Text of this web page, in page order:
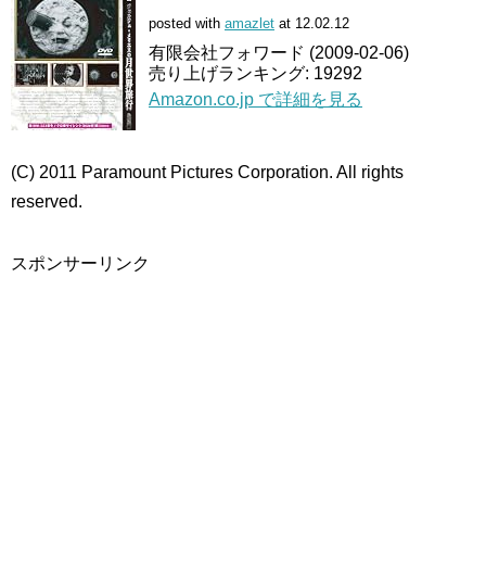
posted with amazlet at 12.02.12
有限会社フォワード (2009-02-06)
売り上げランキング: 19292
Amazon.co.jp で詳細を見る
(C) 2011 Paramount Pictures Corporation. All rights
reserved.
スポンサーリンク